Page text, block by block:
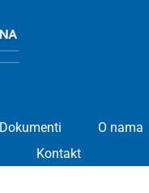
Dokumenti
O nama
Kontakt